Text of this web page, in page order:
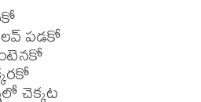
పడకో
చెక్కట